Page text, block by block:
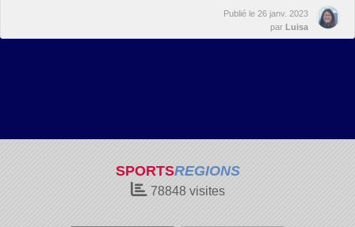
Publié le 26 janv. 2023
par Luisa
SPORTSREGIONS
78848visites